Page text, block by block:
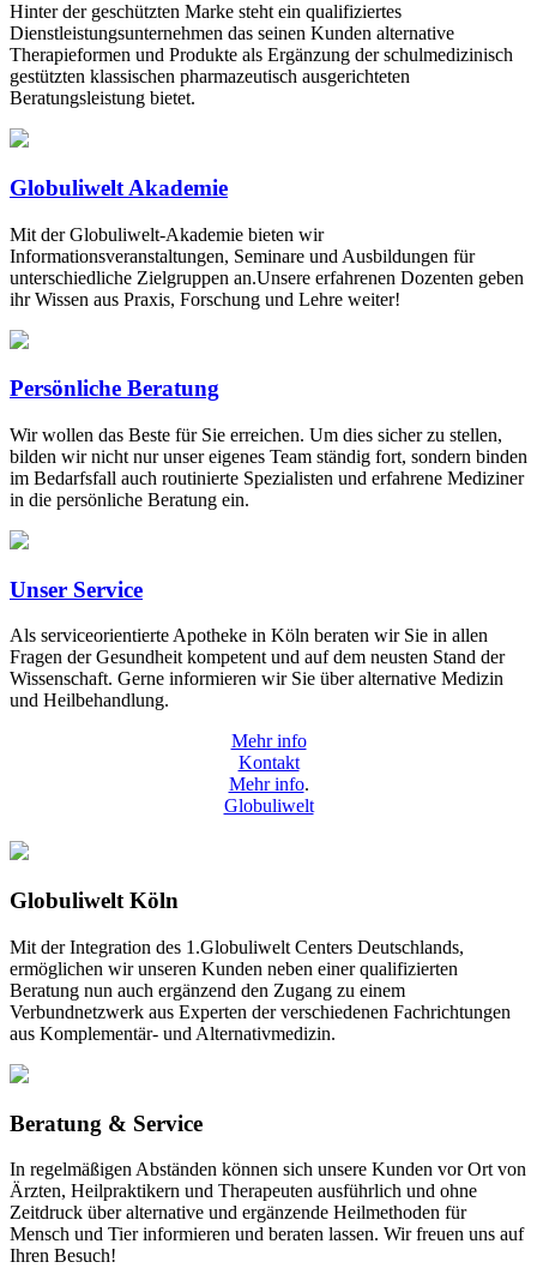
Hinter der geschützten Marke steht ein qualifiziertes
Dienstleistungsunternehmen das seinen Kunden alternative
Therapieformen und Produkte als Ergänzung der schulmedizinisch
gestützten klassischen pharmazeutisch ausgerichteten
Beratungsleistung bietet.
Globuliwelt Akademie
Mit der Globuliwelt-Akademie bieten wir
Informationsveranstaltungen, Seminare und Ausbildungen für
unterschiedliche Zielgruppen an.Unsere erfahrenen Dozenten geben
ihr Wissen aus Praxis, Forschung und Lehre weiter!
Persönliche Beratung
Wir wollen das Beste für Sie erreichen. Um dies sicher zu stellen,
bilden wir nicht nur unser eigenes Team ständig fort, sondern binden
im Bedarfsfall auch routinierte Spezialisten und erfahrene Mediziner
in die persönliche Beratung ein.
Unser Service
Als serviceorientierte Apotheke in Köln beraten wir Sie in allen
Fragen der Gesundheit kompetent und auf dem neusten Stand der
Wissenschaft. Gerne informieren wir Sie über alternative Medizin
und Heilbehandlung.
Mehr info
Kontakt
Mehr info.
Globuliwelt
Globuliwelt Köln
Mit der Integration des 1.Globuliwelt Centers Deutschlands,
ermöglichen wir unseren Kunden neben einer qualifizierten
Beratung nun auch ergänzend den Zugang zu einem
Verbundnetzwerk aus Experten der verschiedenen Fachrichtungen
aus Komplementär- und Alternativmedizin.
Beratung & Service
In regelmäßigen Abständen können sich unsere Kunden vor Ort von
Ärzten, Heilpraktikern und Therapeuten ausführlich und ohne
Zeitdruck über alternative und ergänzende Heilmethoden für
Mensch und Tier informieren und beraten lassen. Wir freuen uns auf
Ihren Besuch!